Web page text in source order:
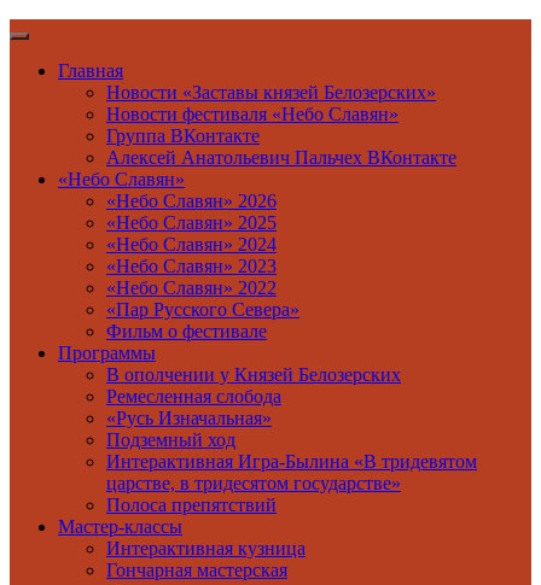
Главная
Новости «Заставы князей Белозерских»
Новости фестиваля «Небо Славян»
Группа ВКонтакте
Алексей Анатольевич Пальчех ВКонтакте
«Небо Славян»
«Небо Славян» 2026
«Небо Славян» 2025
«Небо Славян» 2024
«Небо Славян» 2023
«Небо Славян» 2022
«Пар Русского Севера»
Фильм о фестивале
Программы
В ополчении у Князей Белозерских
Ремесленная слобода
«Русь Изначальная»
Подземный ход
Интерактивная Игра-Былина «В тридевятом
царстве, в тридесятом государстве»
Полоса препятствий
Мастер-классы
Интерактивная кузница
Гончарная мастерская